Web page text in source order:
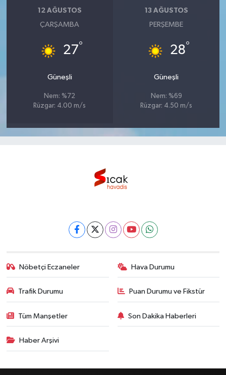
12 AĞUSTOS
ÇARŞAMBA
27°
Güneşli
Nem: %72
Rüzgar: 4.00 m/s
13 AĞUSTOS
PERŞEMBE
28°
Güneşli
Nem: %69
Rüzgar: 4.50 m/s
Nöbetçi Eczaneler Hava Durumu
Trafik Durumu Puan Durumu ve Fikstür
Tüm Manşetler Son Dakika Haberleri
Haber Arşivi